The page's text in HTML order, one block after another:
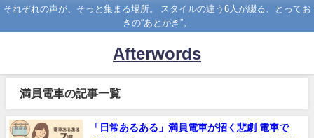
それぞれの声が、そっと集まる場所。 スタイルの違う6人が綴る、とってお
きの“あとがき”。
Afterwords
満員電車の記事一覧
「日常あるある」満員電車が招く悲劇 電車で